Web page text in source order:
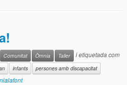
Comunitat Òmnia Taller
i etiquetada com
infants
persones amb discapacitat